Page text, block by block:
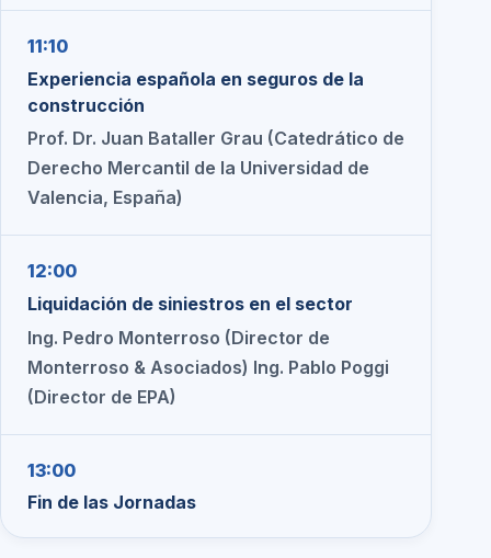
11:10
Experiencia española en seguros de la
construcción
Prof. Dr. Juan Bataller Grau (Catedrático de
Derecho Mercantil de la Universidad de
Valencia, España)
12:00
Liquidación de siniestros en el sector
Ing. Pedro Monterroso (Director de
Monterroso & Asociados) Ing. Pablo Poggi
(Director de EPA)
13:00
Fin de las Jornadas